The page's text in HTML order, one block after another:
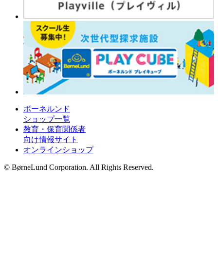
ボーネルンド
ショップ一覧
教育・保育関係者
向け情報サイト
オンラインショップ
© BørneLund Corporation. All Rights Reserved.